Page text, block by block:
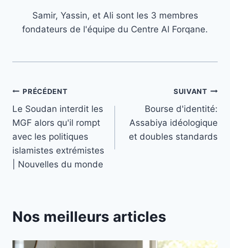
Samir, Yassin, et Ali sont les 3 membres
fondateurs de l'équipe du Centre Al Forqane.
Navigation
de
l’article
PRÉCÉDENT
Le Soudan interdit les
MGF alors qu'il rompt
avec les politiques
islamistes extrémistes
| Nouvelles du monde
SUIVANT
Bourse d'identité:
Assabiya idéologique
et doubles standards
Nos meilleurs articles